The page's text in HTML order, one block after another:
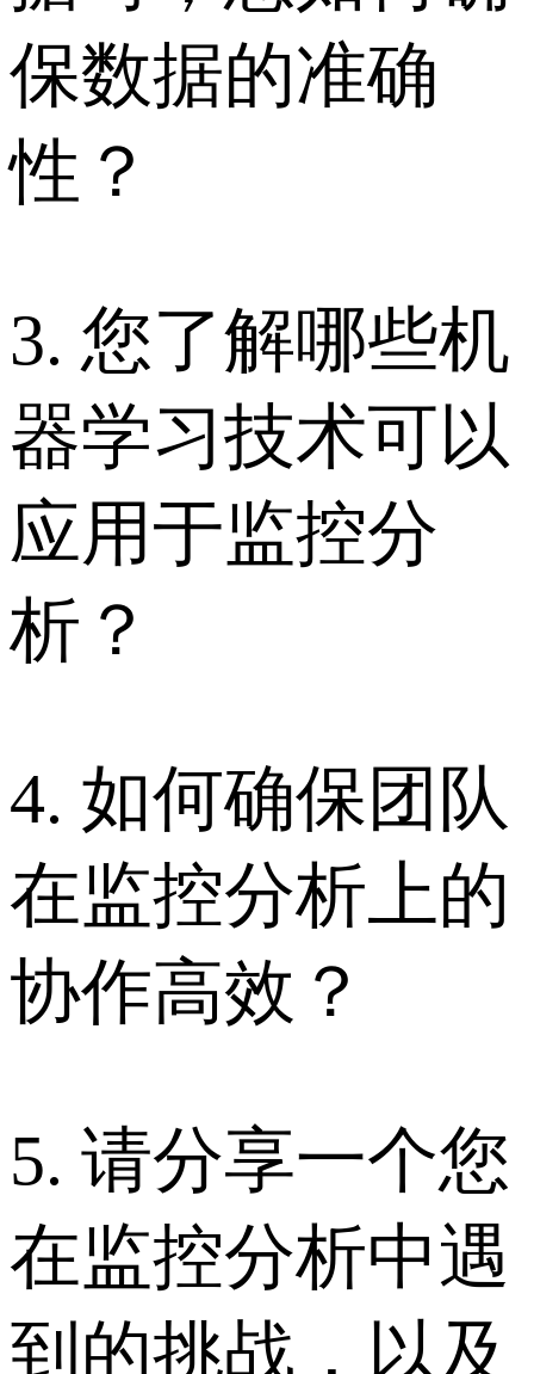
保数据的准确
性？
3. 您了解哪些机
器学习技术可以
应用于监控分
析？
4. 如何确保团队
在监控分析上的
协作高效？
5. 请分享一个您
在监控分析中遇
到的挑战，以及